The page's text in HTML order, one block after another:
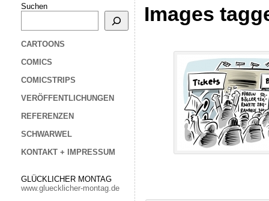
Suchen
CARTOONS
COMICS
COMICSTRIPS
VERÖFFENTLICHUNGEN
REFERENZEN
SCHWARWEL
KONTAKT + IMPRESSUM
GLÜCKLICHER MONTAG
www.gluecklicher-montag.de
Images